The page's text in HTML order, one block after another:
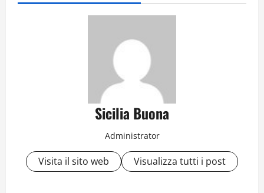
Sicilia Buona
Administrator
Visita il sito web Visualizza tutti i post